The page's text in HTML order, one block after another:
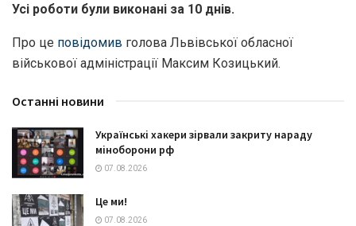
Усі роботи були виконані за 10 днів.
Про це повідомив голова Львівської обласної
військової адміністрації Максим Козицький.
Останні новини
Українські хакери зірвали закриту нараду
міноборони рф
07.08.2026
Це ми!
07.08.2026